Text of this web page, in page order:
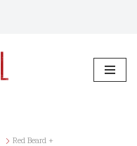
Red Beard +